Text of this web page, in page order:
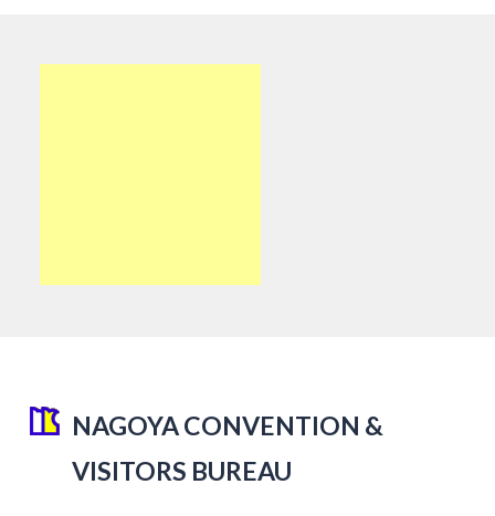
NAGOYA CONVENTION &
VISITORS BUREAU